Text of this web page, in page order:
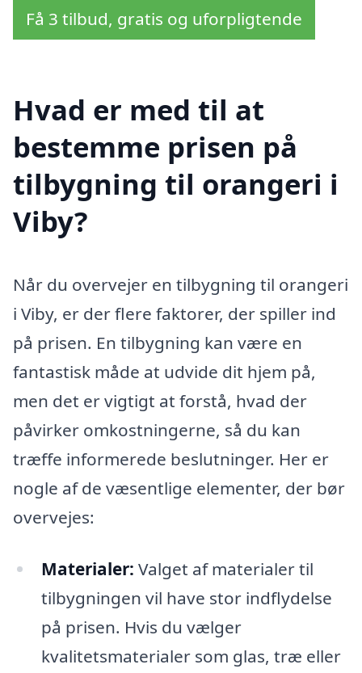
Få 3 tilbud, gratis og uforpligtende
Hvad er med til at
bestemme prisen på
tilbygning til orangeri i
Viby?
Når du overvejer en tilbygning til orangeri
i Viby, er der flere faktorer, der spiller ind
på prisen. En tilbygning kan være en
fantastisk måde at udvide dit hjem på,
men det er vigtigt at forstå, hvad der
påvirker omkostningerne, så du kan
træffe informerede beslutninger. Her er
nogle af de væsentlige elementer, der bør
overvejes:
Materialer: Valget af materialer til
tilbygningen vil have stor indflydelse
på prisen. Hvis du vælger
kvalitetsmaterialer som glas, træ eller